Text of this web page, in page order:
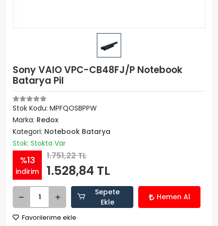
Sony VAIO VPC-CB48FJ/P Notebook
Batarya Pil
Stok Kodu: MPFQOSBPPW
Marka: Redox
Kategori: Notebook Batarya
Stok: Stokta Var
%13
indirim
1.751,22 TL
1.528,84 TL
Sepete
Ekle
Hemen Al
Favorilerime ekle